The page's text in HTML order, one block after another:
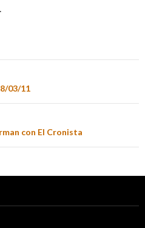
03/11
con El Cronista